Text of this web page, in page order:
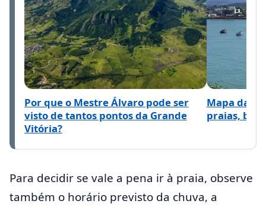
Por que o Mestre Álvaro pode ser
visto de tantos pontos da Grande
Vitória?
Mapa da
praias,
Para decidir se vale a pena ir à praia, observe
também o horário previsto da chuva, a